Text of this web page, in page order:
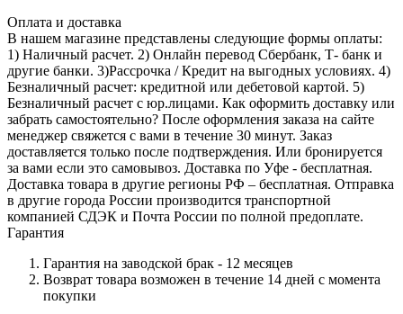
Оплата и доставка
В нашем магазине представлены следующие формы оплаты:
1) Наличный расчет. 2) Онлайн перевод Сбербанк, Т- банк и
другие банки. 3)Рассрочка / Кредит на выгодных условиях. 4)
Безналичный расчет: кредитной или дебетовой картой. 5)
Безналичный расчет с юр.лицами. Как оформить доставку или
забрать самостоятельно? После оформления заказа на сайте
менеджер свяжется с вами в течение 30 минут. Заказ
доставляется только после подтверждения. Или бронируется
за вами если это самовывоз. Доставка по Уфе - бесплатная.
Доставка товара в другие регионы РФ – бесплатная. Отправка
в другие города России производится транспортной
компанией СДЭК и Почта России по полной предоплате.
Гарантия
Гарантия на заводской брак - 12 месяцев
Возврат товара возможен в течение 14 дней с момента
покупки